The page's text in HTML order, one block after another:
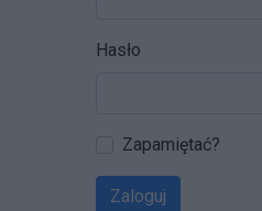
Hasło
Zapamiętać?
Zaloguj